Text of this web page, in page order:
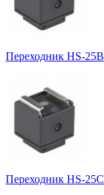
Переходник HS-25B
Переходник HS-25C